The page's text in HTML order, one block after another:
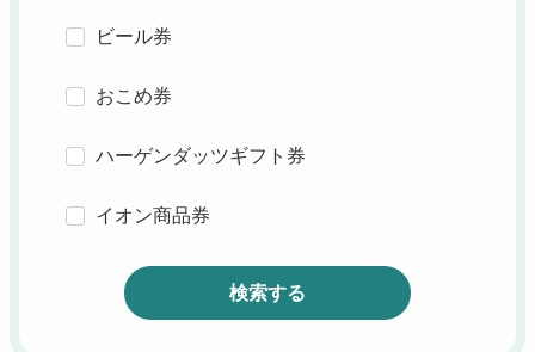
ビール券
おこめ券
ハーゲンダッツギフト券
イオン商品券
検索する